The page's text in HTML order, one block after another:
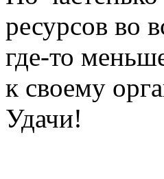
ресурсов во
где-то
к своему
Удачи!